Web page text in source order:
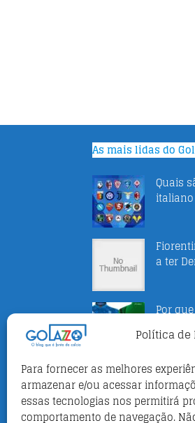
Política
Para fornecer as melhores
armazenar e/ou acessar
essas tecnologias nos permitirá
comportamento de navegação.
As mais lidas do
Quais
italiano
a ter
Por
títulos